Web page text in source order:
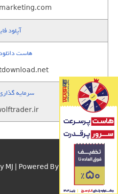
آپلود
هاست
سرمایه
MJ | Powered By اسکریپت.com